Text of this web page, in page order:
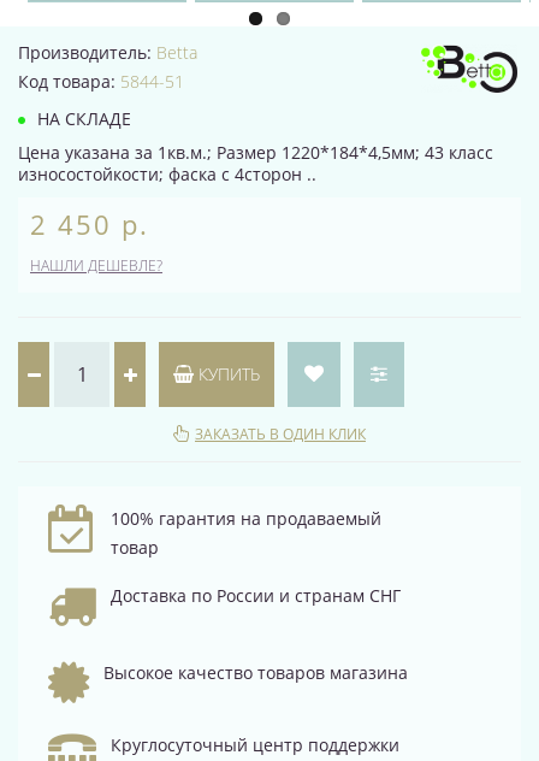
Производитель: Betta
Код товара: 5844-51
НА СКЛАДЕ
Цена указана за 1кв.м.; Размер 1220*184*4,5мм; 43 класс
износостойкости; фаска с 4сторон ..
2 450 р.
НАШЛИ ДЕШЕВЛЕ?
КУПИТЬ
ЗАКАЗАТЬ В ОДИН КЛИК
100% гарантия на продаваемый
товар
Доставка по России и странам СНГ
Высокое качество товаров магазина
Круглосуточный центр поддержки